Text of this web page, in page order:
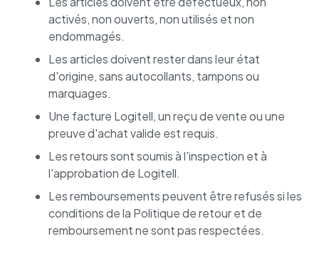
activés, non ouverts, non utilisés et non
endommagés.
Les articles doivent rester dans leur état
d'origine, sans autocollants, tampons ou
marquages.
Une facture Logitell, un reçu de vente ou une
preuve d'achat valide est requis.
Les retours sont soumis à l'inspection et à
l'approbation de Logitell.
Les remboursements peuvent être refusés si les
conditions de la Politique de retour et de
remboursement ne sont pas respectées.